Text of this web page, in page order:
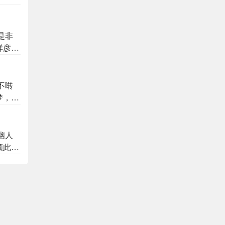
非
彦今
啭
，何
枝
人
此林